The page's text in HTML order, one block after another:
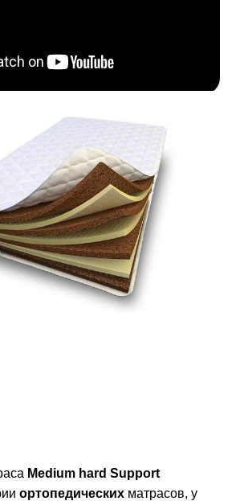
Medium hard Support
ортопедических матрасов, у